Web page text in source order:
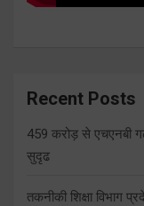
Recent Posts
459 करोड़ से एचएनबी
सुदृढ
तकनीकी शिक्षा विभाग